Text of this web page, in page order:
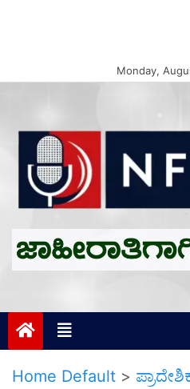
Monday,
Newsroom
Home Default >